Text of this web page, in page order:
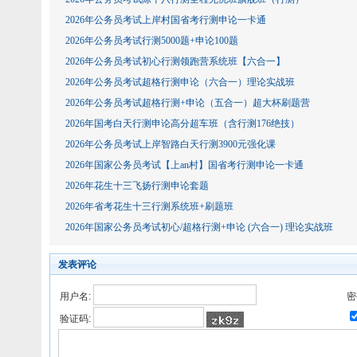
2026年公务员考试上岸村国省考行测申论一卡通
2026年公务员考试行测5000题+申论100题
2026年公务员考试初心行测领跑营系统班【六合一】
2026年公务员考试超格行测申论（六合一）理论实战班
2026年公务员考试超格行测+申论（五合一）超大杯刷题营
2026年国考白天行测申论高分超车班（含行测176绝技）
2026年公务员考试上岸智路白天行测3900元强化课
2026年国家公务员考试【上an村】国省考行测申论一卡通
2026年花生十三飞扬行测申论套题
2026年省考花生十三行测系统班+刷题班
2026年国家公务员考试初心/超格行测+申论 (六合一) 理论实战班
发表评论
用户名:
验证码: